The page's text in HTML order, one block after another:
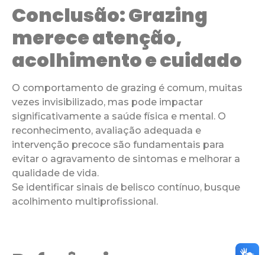
Conclusão: Grazing
merece atenção,
acolhimento e cuidado
O comportamento de grazing é comum, muitas
vezes invisibilizado, mas pode impactar
significativamente a saúde física e mental. O
reconhecimento, avaliação adequada e
intervenção precoce são fundamentais para
evitar o agravamento de sintomas e melhorar a
qualidade de vida.
Se identificar sinais de belisco contínuo, busque
acolhimento multiprofissional.